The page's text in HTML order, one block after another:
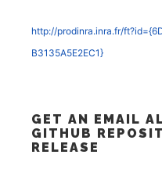
http://prodinra.inra.fr/
B3135A5E2EC1}
GET AN EMAIL
GITHUB
RELEASE